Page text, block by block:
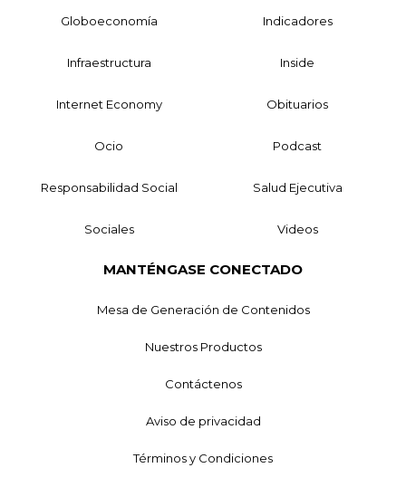
Globoeconomía Indicadores
Infraestructura Inside
Internet Economy Obituarios
Ocio Podcast
Responsabilidad Social Salud Ejecutiva
Sociales Videos
MANTÉNGASE CONECTADO
Mesa de Generación de Contenidos
Nuestros Productos
Contáctenos
Aviso de privacidad
Términos y Condiciones